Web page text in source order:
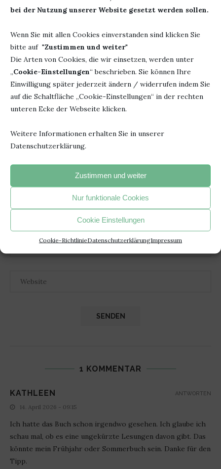
bei der Nutzung unserer Website gesetzt werden sollen.
Wenn Sie mit allen Cookies einverstanden sind klicken Sie
bitte auf "Zustimmen und weiter"
Die Arten von Cookies, die wir einsetzen, werden unter
„Cookie-Einstellungen“ beschrieben. Sie können Ihre
Einwilligung später jederzeit ändern / widerrufen indem Sie
auf die Schaltfläche „Cookie-Einstellungen“ in der rechten
unteren Ecke der Webseite klicken.
Weitere Informationen erhalten Sie in unserer
Datenschutzerklärung.
Zustimmen und weiter
Nur funktionale Cookies
Cookie Einstellungen
Cookie-RichtlinieDatenschutzerklärungImpressum
M PARK...
7. Juli 2026
HINTERLASSE EINEN KOMMENTAR
1 KOMMENTAR
KATHLEEN
14. April 2026 - 09:15
Ich hatte das Buch schon irgendwo gesehen. Ich glaube ich
schau mal, ob es eine ungekürzte Lesungen davon gibt. Das
könnte mein Frühjahr oder Sommerbuch sein. Danke für den
Tipp.
ANTWORTEN